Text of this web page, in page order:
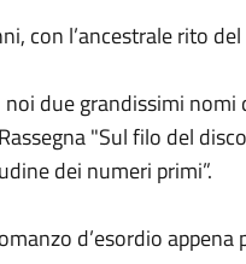
con l’ancestrale rito del
due grandissimi nomi
"Sul filo del
dei numeri primi”.
d’esordio appena